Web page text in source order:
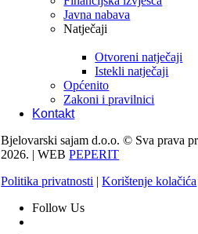
Javna nabava
Natječaji
Otvoreni natječaji
Istekli natječaji
Općenito
Zakoni i pravilnici
Kontakt
Bjelovarski sajam d.o.o. © Sva prava
2026. | WEBPEPERIT
Politika privatnosti |Korištenje kolačića
Follow Us